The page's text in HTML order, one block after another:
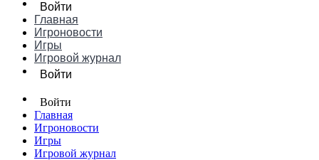
Войти
Главная
Игроновости
Игры
Игровой журнал
Войти
Войти
Главная
Игроновости
Игры
Игровой журнал